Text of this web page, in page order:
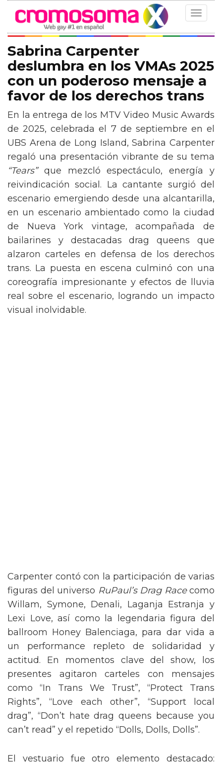
Toggle
Sabrina Carpenter
deslumbra en los VMAs 2025
con un poderoso mensaje a
favor de los derechos trans
En la entrega de los MTV Video Music Awards
de 2025, celebrada el 7 de septiembre en el
UBS Arena de Long Island, Sabrina Carpenter
regaló una presentación vibrante de su tema
“Tears”que mezcló espectáculo, energía y
reivindicación social. La cantante surgió del
escenario emergiendo desde una alcantarilla,
en un escenario ambientado como la ciudad
de Nueva York vintage, acompañada de
bailarines y destacadas drag queens que
alzaron carteles en defensa de los derechos
trans. La puesta en escena culminó con una
coreografía impresionante y efectos de lluvia
real sobre el escenario, logrando un impacto
visual inolvidable.
Carpenter contó con la participación de varias
figuras del universo RuPaul’s Drag Racecomo
Willam, Symone, Denali, Laganja Estranja y
Lexi Love, así como la legendaria figura del
ballroom Honey Balenciaga, para dar vida a
un performance repleto de solidaridad y
actitud. En momentos clave del show, los
presentes agitaron carteles con mensajes
como “In Trans We Trust”, “Protect Trans
Rights”, “Love each other”, “Support local
drag”, “Don’t hate drag queens because you
can’t read” y el repetido “Dolls, Dolls, Dolls”.
El vestuario fue otro elemento destacado: